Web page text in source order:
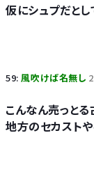
仮にシュプだとし
59:風吹けば名無し
こんなん売っと
地方のセカスト